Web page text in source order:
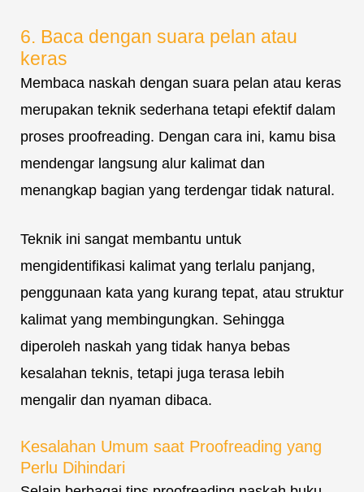
6. Baca dengan suara pelan atau
keras
Membaca naskah dengan suara pelan atau keras
merupakan teknik sederhana tetapi efektif dalam
proses proofreading. Dengan cara ini, kamu bisa
mendengar langsung alur kalimat dan
menangkap bagian yang terdengar tidak natural.
Teknik ini sangat membantu untuk
mengidentifikasi kalimat yang terlalu panjang,
penggunaan kata yang kurang tepat, atau struktur
kalimat yang membingungkan. Sehingga
diperoleh naskah yang tidak hanya bebas
kesalahan teknis, tetapi juga terasa lebih
mengalir dan nyaman dibaca.
Kesalahan Umum saat Proofreading yang
Perlu Dihindari